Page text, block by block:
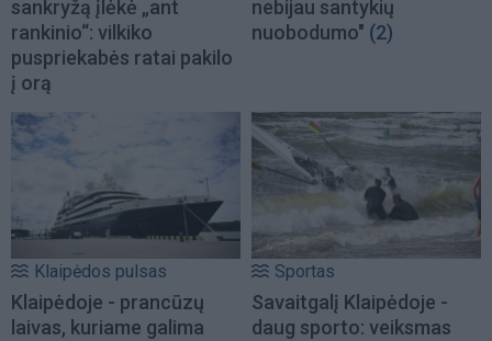
sankryžą įlėkė „ant
rankinio“: vilkiko
puspriekabės ratai pakilo
į orą
nebijau santykių
nuobodumo" (2)
Klaipėdos pulsas
Klaipėdoje - prancūzų
laivas, kuriame galima
Sportas
Savaitgalį Klaipėdoje -
daug sporto: veiksmas